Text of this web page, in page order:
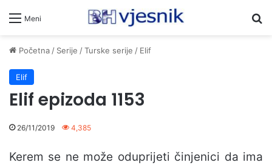
Meni
Početna/ Serije /Turske serije / Elif
Elif
Elif epizoda 1153
26/11/2019 4,385
Kerem se ne može oduprijeti činjenici da ima